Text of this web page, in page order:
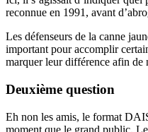
reconnue en 1991, avant
Les défenseurs de la canne
important pour accomplir
marquer leur différence afin de
Deuxième question
Eh non les amis, le format
moment que le grand public.